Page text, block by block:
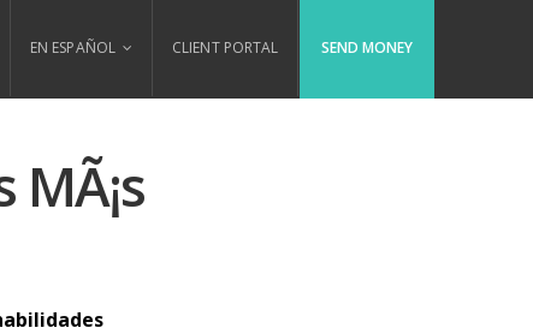
EN ESPAÑOL CLIENT PORTAL SEND MONEY